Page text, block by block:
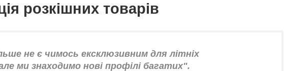
розкішних товарів
не є чимось ексклюзивним для літніх
але ми знаходимо нові профілі багатих".